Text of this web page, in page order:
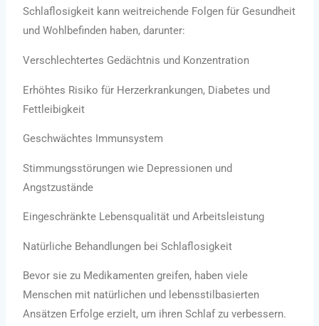
Schlaflosigkeit kann weitreichende Folgen für Gesundheit
und Wohlbefinden haben, darunter:
Verschlechtertes Gedächtnis und Konzentration
Erhöhtes Risiko für Herzerkrankungen, Diabetes und
Fettleibigkeit
Geschwächtes Immunsystem
Stimmungsstörungen wie Depressionen und
Angstzustände
Eingeschränkte Lebensqualität und Arbeitsleistung
Natürliche Behandlungen bei Schlaflosigkeit
Bevor sie zu Medikamenten greifen, haben viele
Menschen mit natürlichen und lebensstilbasierten
Ansätzen Erfolge erzielt, um ihren Schlaf zu verbessern.